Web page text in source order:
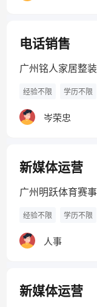
电话销售
广州铭人家居整
经验不限 学历不限
岑荣忠
新媒体运营
广州明跃体育赛
经验不限 学历不限
人事
新媒体运营